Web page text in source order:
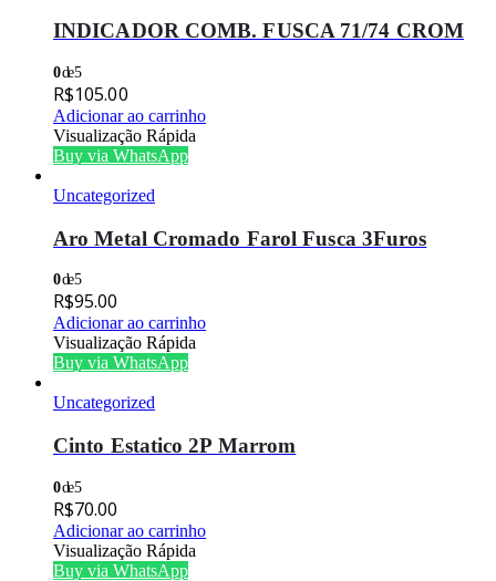
INDICADOR COMB. FUSCA 71/74 CROM
0de 5
R$105.00
Adicionar ao carrinho
Visualização Rápida
Buy via WhatsApp
Uncategorized
Aro Metal Cromado Farol Fusca 3Furos
0de 5
R$95.00
Adicionar ao carrinho
Visualização Rápida
Buy via WhatsApp
Uncategorized
Cinto Estatico 2P Marrom
0de 5
R$70.00
Adicionar ao carrinho
Visualização Rápida
Buy via WhatsApp